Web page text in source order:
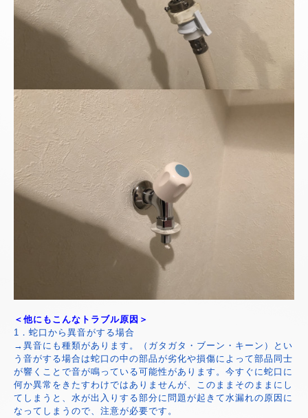
＜他にもこんなトラブル原因＞
1．蛇口から異音がする場合
→異音にも種類があります。（ガタガタ・ブーン・キーン）とい
う音がする場合は蛇口の中の部品が劣化や損傷によって部品同士
が響くことで音が鳴っている可能性があります。今すぐに蛇口に
何か異常をきたすわけではありませんが、このままそのままにし
てしまうと、水が出入りする部分に問題が起きて水漏れの原因に
なってしまうので、注意が必要です。